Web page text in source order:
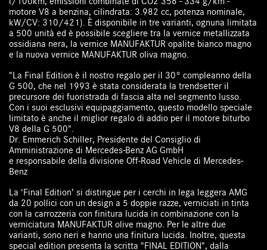
motore V8 a benzina, cilindrata: 3.982 cc, potenza nominale,
kW/CV: 310/421). È disponibile in tre varianti, ognuna limitata
a 500 unità ed è possibile scegliere tra la vernice metallizzata
ossidiana nera, la vernice MANUFAKTUR opalite bianco magno
e la nuova vernice MANUFAKTUR oliva magno.
"La Final Edition è il nostro regalo per il 30° compleanno della
G 500, che nel 1993 è stata considerata la trendsetter il
precursore dei fuoristrada di fascia alta nel segmento lusso.
Con i suoi esclusivi equipaggiamento, questo modello speciale
limitato è anche il miglior regalo di addio per il motore biturbo
V8 della G 500".
Dr. Emmerich Schiller, Presidente del Consiglio di
Amministrazione di Mercedes-Benz AG GmbH
e responsabile della divisione Off-Road Vehicle di Mercedes-
Benz
La ‘Final Edition’ si distingue per i cerchi in lega leggera AMG
da 20 pollici con un design a 5 doppie razze, verniciati in tinta
con la carrozzeria con finitura lucida in combinazione con la
verniciatura MANUFAKTUR olive magno. Per le altre due
varianti, sono neri e hanno una finitura lucida. Inoltre, questa
special edition presenta la scritta "FINAL EDITION", dalla